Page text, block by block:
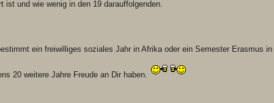
und wie wenig in den 19 darauffolgenden.
ein freiwilliges soziales Jahr in Afrika oder ein Semester Erasmus in
20 weitere Jahre Freude an Dir haben.